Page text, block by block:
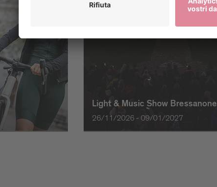
Light & Music Show Bressanone
26/11/2026 - 09/01/2027